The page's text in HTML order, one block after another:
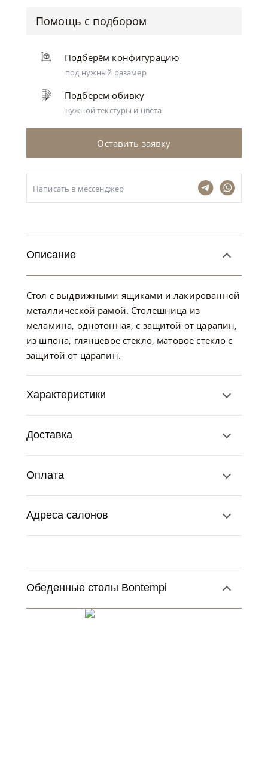
Помощь с подбором
Подберём конфигурацию
под нужный разамер
Подберём обивку
нужной текстуры и цвета
Оставить заявку
Написать в мессенджер
Описание
Стол с выдвижными ящиками и лакированной
металлической рамой. Столешница из
меламина, однотонная, с защитой от царапин,
из шпона, глянцевое стекло, матовое стекло с
защитой от царапин.
Характеристики
Доставка
Оплата
Адреса салонов
Обеденные столы Bontempi